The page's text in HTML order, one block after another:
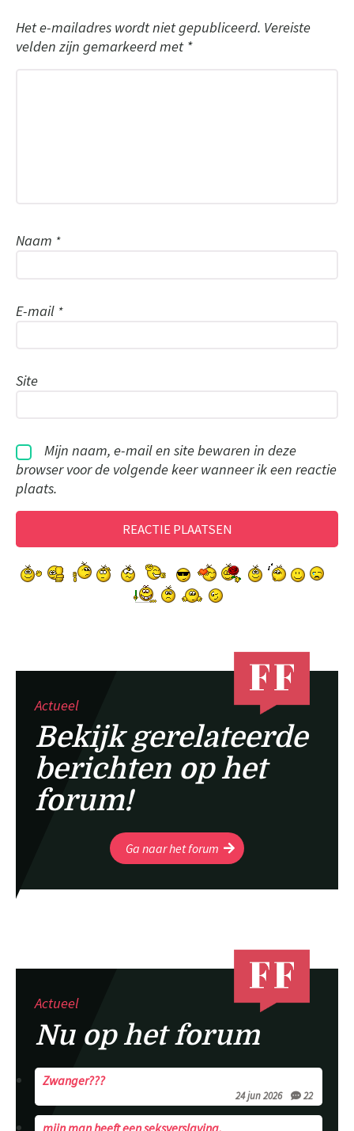
Het e-mailadres wordt niet gepubliceerd. Vereiste
velden zijn gemarkeerd met *
Naam *
E-mail *
Site
Mijn naam, e-mail en site bewaren in deze
browser voor de volgende keer wanneer ik een reactie
plaats.
Actueel
Bekijk gerelateerde
berichten op het
forum!
Ga naar het forum
Actueel
Nu op het forum
Zwanger???
24 jun 2026 22